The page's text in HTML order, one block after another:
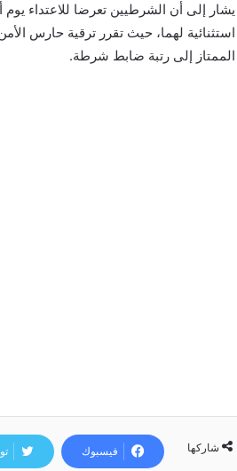
يشار إلى أن الشرطيين تعرضا للاعتداء
استثنائية لهما، حيث تقرر ترقية حارس
الممتاز إلى رتبة ضابط شرطة.
شاركها فيسبوك